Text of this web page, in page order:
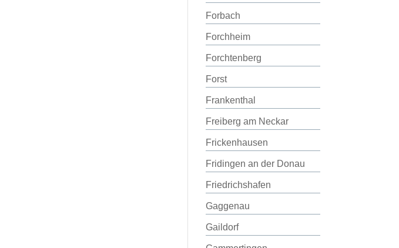
Forbach
Forchheim
Forchtenberg
Forst
Frankenthal
Freiberg am Neckar
Frickenhausen
Fridingen an der Donau
Friedrichshafen
Gaggenau
Gaildorf